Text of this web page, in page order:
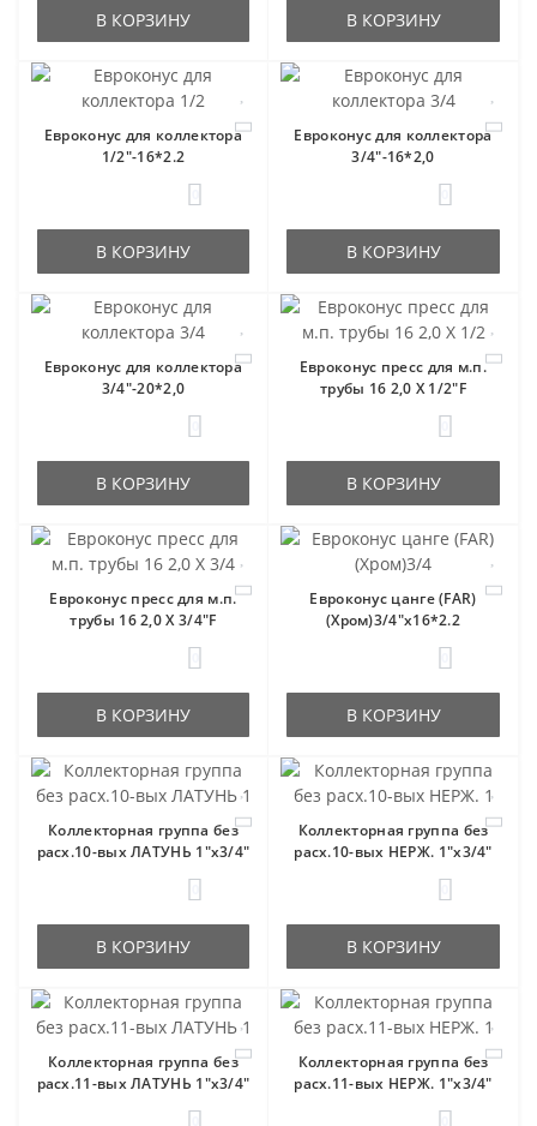
В КОРЗИНУ В КОРЗИНУ
Евроконус для коллектора
1/2"-16*2.2
В КОРЗИНУ
Евроконус для коллектора
3/4"-16*2,0
В КОРЗИНУ
Евроконус для коллектора
3/4"-20*2,0
В КОРЗИНУ
Евроконус пресс для м.п.
трубы 16 2,0 X 1/2"F
В КОРЗИНУ
Евроконус пресс для м.п.
трубы 16 2,0 X 3/4"F
В КОРЗИНУ
Евроконус цанге (FAR)
(Хром)3/4"x16*2.2
В КОРЗИНУ
Коллекторная группа без
расх.10-вых ЛАТУНЬ 1"x3/4"
В КОРЗИНУ
Коллекторная группа без
расх.10-вых НЕРЖ. 1"x3/4"
В КОРЗИНУ
Коллекторная группа без
расх.11-вых ЛАТУНЬ 1"x3/4"
Коллекторная группа без
расх.11-вых НЕРЖ. 1"x3/4"